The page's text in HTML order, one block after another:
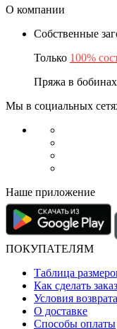
О компании
Собственные
Только 100%
Пряжа в
Мы в социальных
Наше приложение
ПОКУПАТЕЛЯМ
Таблица
Как сделать заказ
Условия возврата
О доставке
Способы оплаты